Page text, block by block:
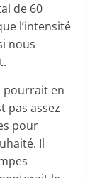
de 60
l’intensité
nous
pourrait en
pas assez
pour
Il